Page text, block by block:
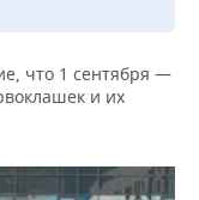
что 1 сентября —
и их